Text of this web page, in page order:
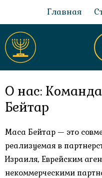
Главная
О нас:
Бейтар
Маса Бейтар — это
реализуемая в
Израиля, Еврейским
некоммерческими